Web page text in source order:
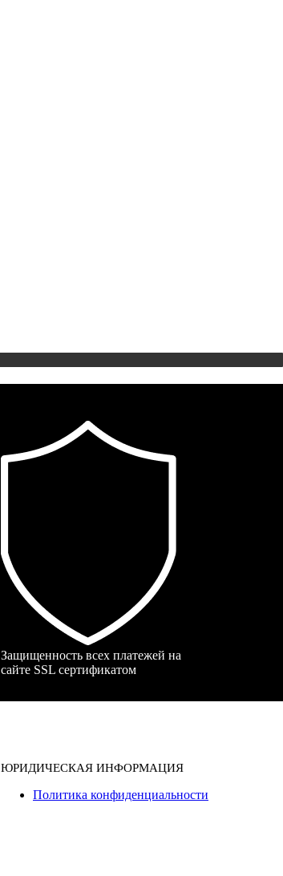
Защищенность всех платежей на
сайте SSL сертификатом
ЮРИДИЧЕСКАЯ ИНФОРМАЦИЯ
Политика конфиденциальности